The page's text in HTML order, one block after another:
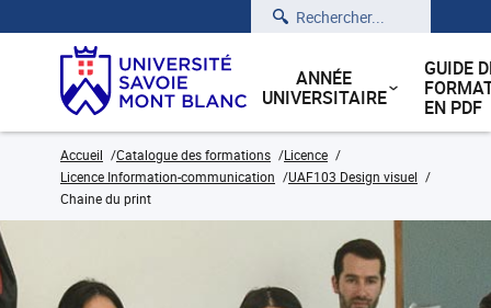
Rechercher
ANNÉE
UNIVERSITAIRE
GUIDE
EN PDF
Accueil Catalogue des formations
Licence
Licence Information-communication
UAF103 Design visuel
Chaine du print